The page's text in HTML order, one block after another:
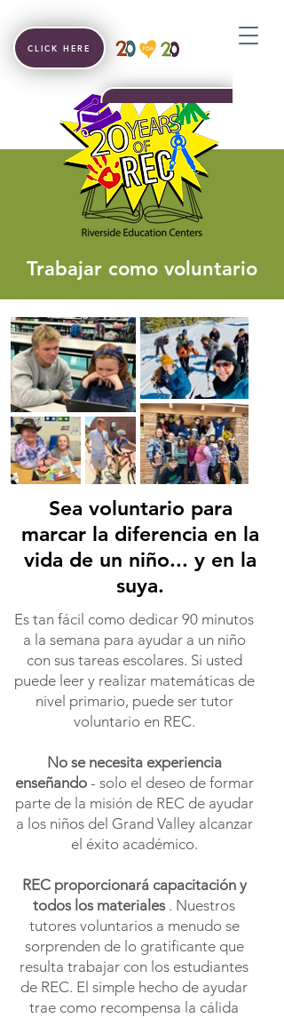
CLICK HERE
Trabajar como voluntario
Sea voluntario para
marcar la diferencia en la
vida de un niño... y en la
suya.
Es tan fácil como dedicar 90 minutos
a la semana para ayudar a un niño
con sus tareas escolares. Si usted
puede leer y realizar matemáticas de
nivel primario, puede ser tutor
voluntario en REC.
No se necesita experiencia
enseñando - solo el deseo de formar
parte de la misión de REC de ayudar
a los niños del Grand Valley alcanzar
el éxito académico.
REC proporcionará capacitación y
todos los materiales . Nuestros
tutores voluntarios a menudo se
sorprenden de lo gratificante que
resulta trabajar con los estudiantes
de REC. El simple hecho de ayudar
trae como recompensa la cálida